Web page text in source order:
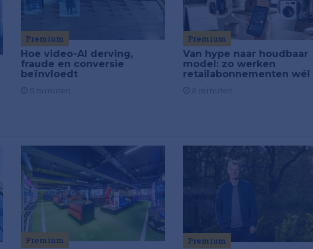
Premium
Hoe video-AI derving,
fraude en conversie
beïnvloedt
Premium
Van hype naar houdbaar
model: zo werken
retailabonnementen wél
Premium Premium